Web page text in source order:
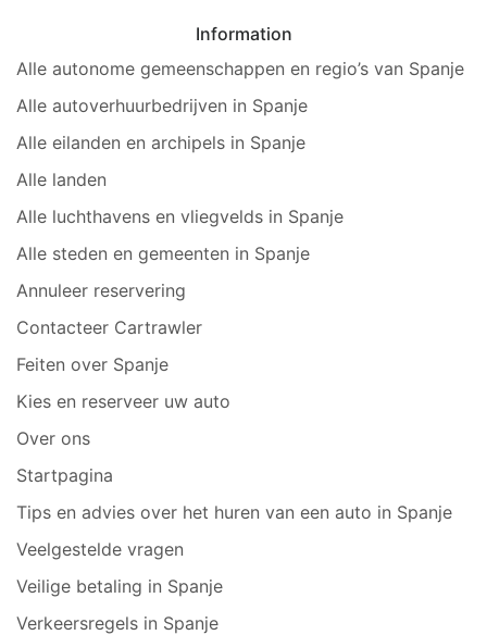
Information
Alle autonome gemeenschappen en regio’s van Spanje
Alle autoverhuurbedrijven in Spanje
Alle eilanden en archipels in Spanje
Alle landen
Alle luchthavens en vliegvelds in Spanje
Alle steden en gemeenten in Spanje
Annuleer reservering
Contacteer Cartrawler
Feiten over Spanje
Kies en reserveer uw auto
Over ons
Startpagina
Tips en advies over het huren van een auto in Spanje
Veelgestelde vragen
Veilige betaling in Spanje
Verkeersregels in Spanje